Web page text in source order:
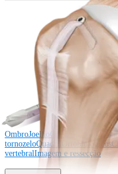
Procedimento
Joelho Cotovelo Mão e
tornozelo Quadril Ortobiológicos
OmbroJoelhoCotovelo Mão e
tornozeloQuadril Ortobiológicos
vertebralImagem e ressecção